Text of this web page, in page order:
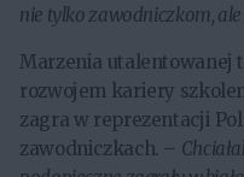
nie tylko zawodniczkom,
Marzenia utalentowanej
rozwojem kariery
zagra w reprezentacji
zawodniczkach. –